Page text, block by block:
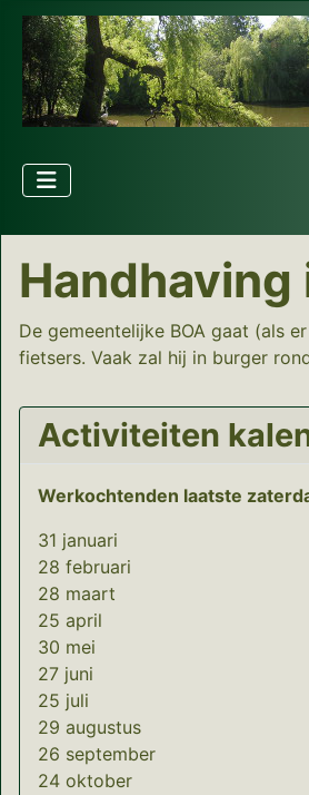
Handhaving
De gemeentelijke BOA gaat (als
fietsers. Vaak zal hij in burger
Activiteiten
Werkochtenden laatste
31 januari
28 februari
28 maart
25 april
30 mei
27 juni
25 juli
29 augustus
26 september
24 oktober